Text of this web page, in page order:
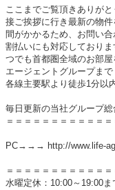
ここまでご覧頂きありが
接ご挨拶に行き最新の物
間がかかるため、お問い
割払いにも対応しており
つでも首都圏全域のお部
エージェントグループま
各線主要駅より徒歩1分以
毎日更新の当社グループ
＝＝＝＝＝＝＝＝＝＝＝
PC→→→ http://www.life-
＝＝＝＝＝＝＝＝＝＝＝
水曜定休：10:00～19:00ま